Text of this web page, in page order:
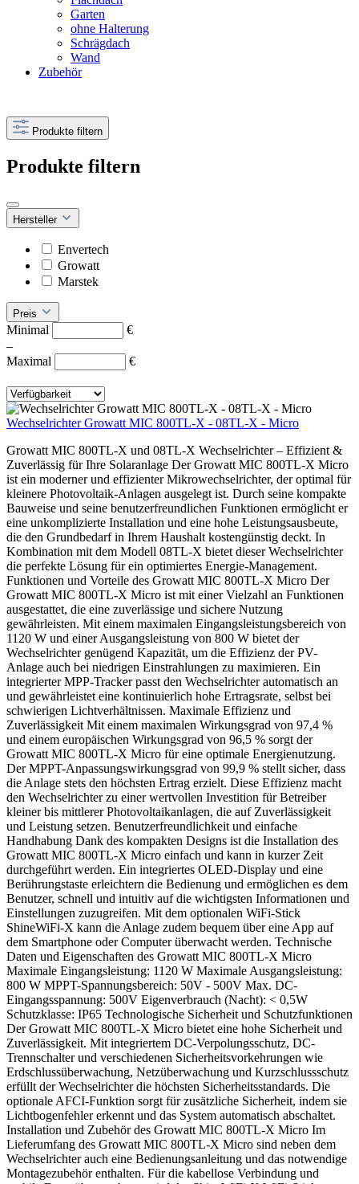
Garten
ohne Halterung
Schrägdach
Wand
Zubehör
Produkte filtern
Produkte filtern
Hersteller
Envertech
Growatt
Marstek
Preis
Minimal
€
–
Maximal
€
Wechselrichter Growatt MIC 800TL-X - 08TL-X - Micro
Growatt MIC 800TL-X und 08TL-X Wechselrichter – Effizient &
Zuverlässig für Ihre Solaranlage Der Growatt MIC 800TL-X Micro
ist ein moderner und effizienter Mikrowechselrichter, der optimal für
kleinere Photovoltaik-Anlagen ausgelegt ist. Durch seine kompakte
Bauweise und seine benutzerfreundlichen Funktionen ermöglicht er
eine unkomplizierte Installation und eine hohe Leistungsausbeute,
die den Grundbedarf in Ihrem Haushalt kostengünstig deckt. In
Kombination mit dem Modell 08TL-X bietet dieser Wechselrichter
die perfekte Lösung für ein optimiertes Energie-Management.
Funktionen und Vorteile des Growatt MIC 800TL-X Micro Der
Growatt MIC 800TL-X Micro ist mit einer Vielzahl an Funktionen
ausgestattet, die eine zuverlässige und sichere Nutzung
gewährleisten. Mit einem maximalen Eingangsleistungsbereich von
1120 W und einer Ausgangsleistung von 800 W bietet der
Wechselrichter genügend Kapazität, um die Effizienz der PV-
Anlage auch bei niedrigen Einstrahlungen zu maximieren. Ein
integrierter MPP-Tracker passt den Wechselrichter automatisch an
und gewährleistet eine kontinuierlich hohe Ertragsrate, selbst bei
schwierigen Lichtverhältnissen. Maximale Effizienz und
Zuverlässigkeit Mit einem maximalen Wirkungsgrad von 97,4 %
und einem europäischen Wirkungsgrad von 96,5 % sorgt der
Growatt MIC 800TL-X Micro für eine optimale Energienutzung.
Der MPPT-Anpassungswirkungsgrad von 99,9 % stellt sicher, dass
die Anlage stets den höchsten Ertrag erzielt. Diese Effizienz macht
den Wechselrichter zu einer wertvollen Investition für Betreiber
kleiner bis mittlerer Photovoltaikanlagen, die auf Zuverlässigkeit
und Leistung setzen. Benutzerfreundlichkeit und einfache
Handhabung Dank des kompakten Designs ist die Installation des
Growatt MIC 800TL-X Micro einfach und kann in kurzer Zeit
durchgeführt werden. Ein integriertes OLED-Display und eine
Berührungstaste erleichtern die Bedienung und ermöglichen es dem
Benutzer, schnell und intuitiv auf die wichtigsten Informationen und
Einstellungen zuzugreifen. Mit dem optionalen WiFi-Stick
ShineWiFi-X kann die Anlage zudem bequem über eine App auf
dem Smartphone oder Computer überwacht werden. Technische
Daten und Eigenschaften des Growatt MIC 800TL-X Micro
Maximale Eingangsleistung: 1120 W Maximale Ausgangsleistung:
800 W MPPT-Spannungsbereich: 50V - 500V Max. DC-
Eingangsspannung: 500V Eigenverbrauch (Nacht): < 0,5W
Schutzklasse: IP65 Technologische Sicherheit und Schutzfunktionen
Der Growatt MIC 800TL-X Micro bietet eine hohe Sicherheit und
Zuverlässigkeit. Mit integriertem DC-Verpolungsschutz, DC-
Trennschalter und verschiedenen Sicherheitsvorkehrungen wie
Erdschlussüberwachung, Netzüberwachung und Kurzschlussschutz
erfüllt der Wechselrichter die höchsten Sicherheitsstandards. Die
optionale AFCI-Funktion sorgt für zusätzliche Sicherheit, indem sie
Lichtbogenfehler erkennt und das System automatisch abschaltet.
Installation und Zubehör des Growatt MIC 800TL-X Micro Im
Lieferumfang des Growatt MIC 800TL-X Micro sind neben dem
Wechselrichter auch eine Bedienungsanleitung und das notwendige
Montagezubehör enthalten. Für die kabellose Verbindung und